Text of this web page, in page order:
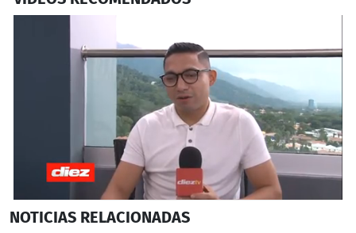
seconds
NOTICIAS RELACIONADAS